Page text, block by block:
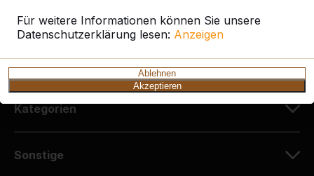
Für weitere Informationen können Sie unsere
Datenschutzerklärung lesen: Anzeigen
Ablehnen
Akzeptieren
Kundenservice
Kategorien
Sonstige